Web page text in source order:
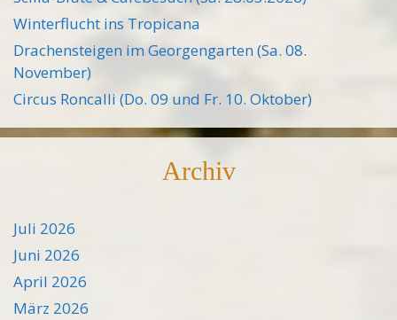
Winterflucht ins Tropicana
Drachensteigen im Georgengarten (Sa. 08.
November)
Circus Roncalli (Do. 09 und Fr. 10. Oktober)
Archiv
Juli 2026
Juni 2026
April 2026
März 2026